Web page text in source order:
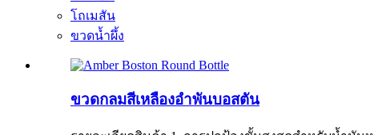
โถเมสัน
ขวดน้ำผึ้ง
ขวดกลมสีเหลืองอำพันบอสตัน